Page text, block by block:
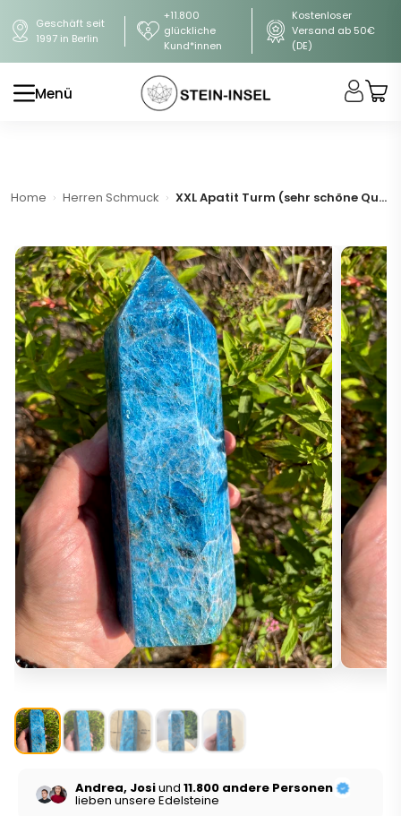
Geschäft seit
1997 in Berlin
+11.800
glückliche
Kund*innen
Kostenloser
Versand ab 50€
(DE)
Menü
Home Herren Schmuck XXL Apatit Turm (sehr schöne Qualität)
Andrea, Josiund11.800 andere Personen
lieben unsere Edelsteine